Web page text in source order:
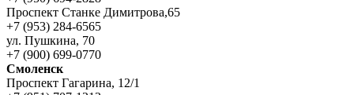
Проспект Станке Димитрова,65
+7 (953) 284-6565
ул. Пушкина, 70
+7 (900) 699-0770
Смоленск
Проспект Гагарина, 12/1